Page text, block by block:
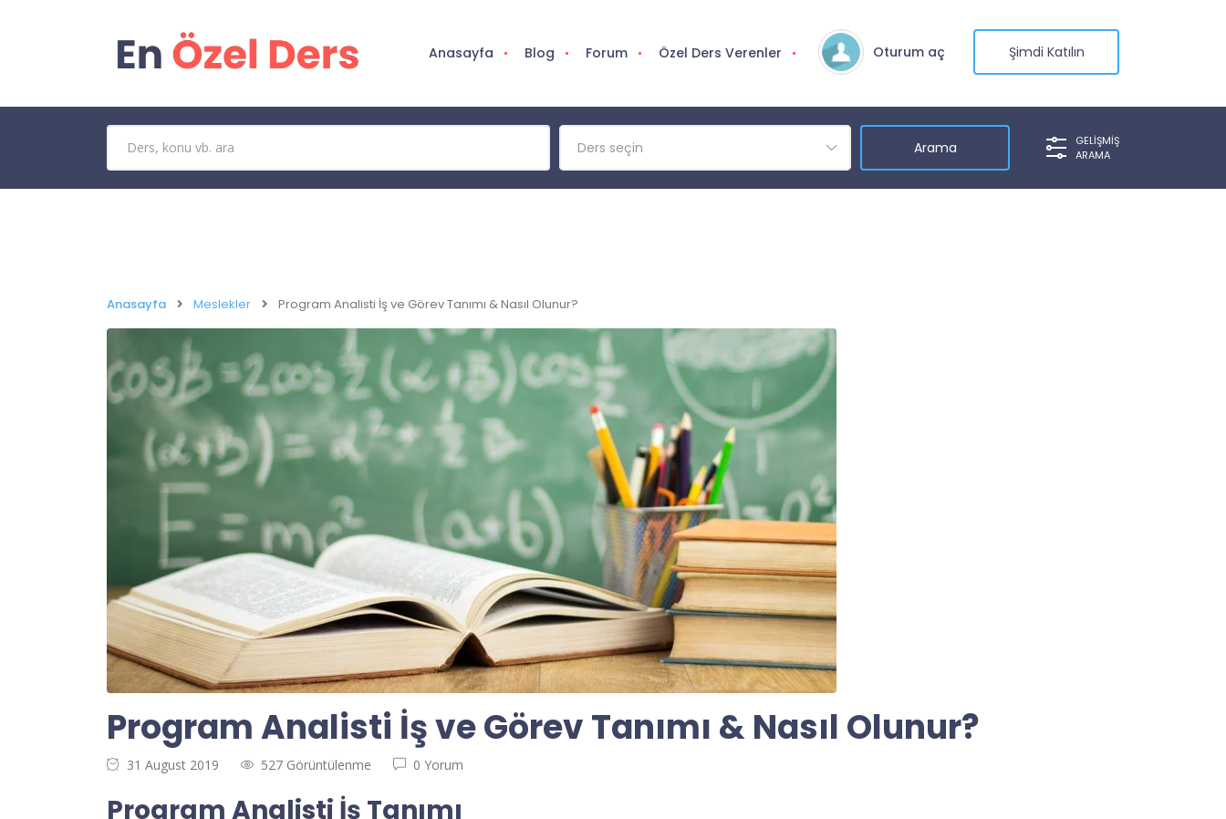
Anasayfa Blog Forum Özel Ders Verenler Oturum aç Şimdi Katılın
Ders seçin
GELIŞMIŞ
ARAMA
Anasayfa Meslekler Program Analisti İş ve Görev Tanımı & Nasıl Olunur?
Program Analisti İş ve Görev Tanımı & Nasıl Olunur?
31 August 2019 527 Görüntülenme 0 Yorum
Program Analisti İş Tanımı